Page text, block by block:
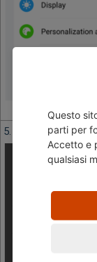
5. Now you can
Questo
parti per
Accetto e
qualsiasi